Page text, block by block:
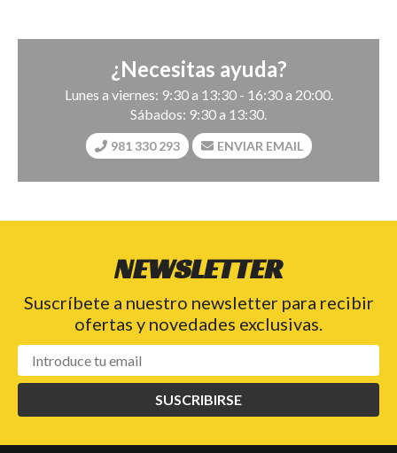
¿Necesitas ayuda?
Lunes a viernes: 9:30 a 13:30 - 16:30 a 20:00.
Sábados: 9:30 a 13:30.
981 330 293 ENVIAR EMAIL
NEWSLETTER
Suscríbete a nuestro newsletter para recibir
ofertas y novedades exclusivas.
SUSCRIBIRSE